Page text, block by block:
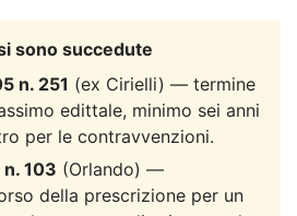
sono succedute
n. 251 (ex Cirielli) — termine
edittale, minimo sei anni
per le contravvenzioni.
103 (Orlando) —
della prescrizione per un